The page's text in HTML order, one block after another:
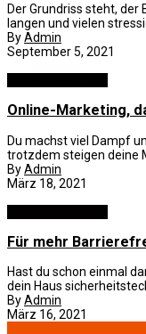
Der Grundriss steht, der
langen und vielen
ByAdmin
September 5, 2021
Online-Marketing,
Du machst viel Dampf
trotzdem steigen deine
ByAdmin
März 18, 2021
Für mehr
Hast du schon einmal
dein Haus
ByAdmin
März 16, 2021